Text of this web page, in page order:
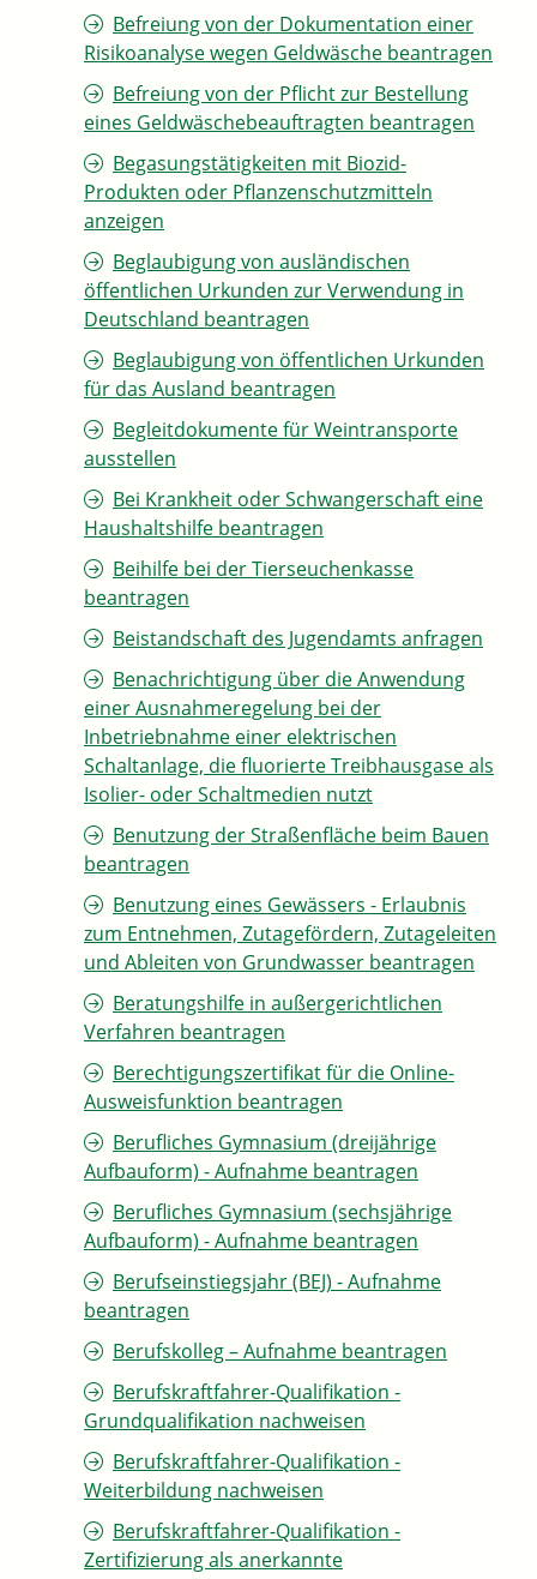
Befreiung von der Dokumentation einer
Risikoanalyse wegen Geldwäsche beantragen
Befreiung von der Pflicht zur Bestellung
eines Geldwäschebeauftragten beantragen
Begasungstätigkeiten mit Biozid-
Produkten oder Pflanzenschutzmitteln
anzeigen
Beglaubigung von ausländischen
öffentlichen Urkunden zur Verwendung in
Deutschland beantragen
Beglaubigung von öffentlichen Urkunden
für das Ausland beantragen
Begleitdokumente für Weintransporte
ausstellen
Bei Krankheit oder Schwangerschaft eine
Haushaltshilfe beantragen
Beihilfe bei der Tierseuchenkasse
beantragen
Beistandschaft des Jugendamts anfragen
Benachrichtigung über die Anwendung
einer Ausnahmeregelung bei der
Inbetriebnahme einer elektrischen
Schaltanlage, die fluorierte Treibhausgase als
Isolier- oder Schaltmedien nutzt
Benutzung der Straßenfläche beim Bauen
beantragen
Benutzung eines Gewässers - Erlaubnis
zum Entnehmen, Zutagefördern, Zutageleiten
und Ableiten von Grundwasser beantragen
Beratungshilfe in außergerichtlichen
Verfahren beantragen
Berechtigungszertifikat für die Online-
Ausweisfunktion beantragen
Berufliches Gymnasium (dreijährige
Aufbauform) - Aufnahme beantragen
Berufliches Gymnasium (sechsjährige
Aufbauform) - Aufnahme beantragen
Berufseinstiegsjahr (BEJ) - Aufnahme
beantragen
Berufskolleg – Aufnahme beantragen
Berufskraftfahrer-Qualifikation -
Grundqualifikation nachweisen
Berufskraftfahrer-Qualifikation -
Weiterbildung nachweisen
Berufskraftfahrer-Qualifikation -
Zertifizierung als anerkannte